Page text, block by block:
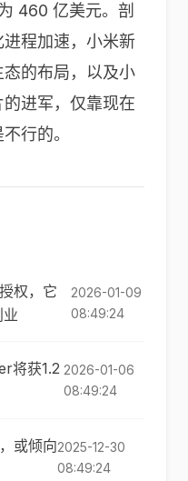
460 亿美元。剖
程加速，小米新
的布局，以及小
进军，仅靠现在
行的。
权，它
2026-01-09
08:49:24
将获1.2 2026-01-06
08:49:24
或倾向2025-12-30
08:49:24